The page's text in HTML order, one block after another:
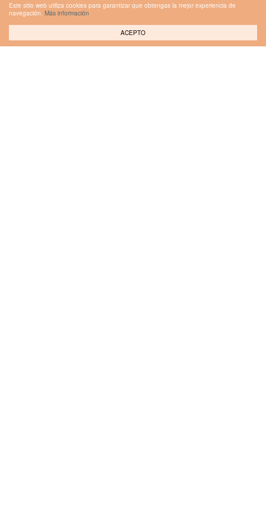
ACEPTO
Este sitio web utiliza cookies para garantizar que obtengas la mejor experiencia de
navegación. Más información